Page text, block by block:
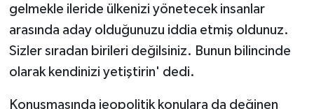
gelmekle ileride ülkenizi yönetecek insanlar
arasında aday olduğunuzu iddia etmiş oldunuz.
Sizler sıradan birileri değilsiniz. Bunun bilincinde
olarak kendinizi yetiştirin' dedi.
Konuşmasında jeopolitik konulara da değinen